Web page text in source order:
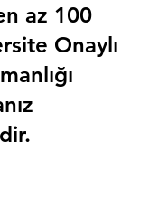
az 100
Onaylı